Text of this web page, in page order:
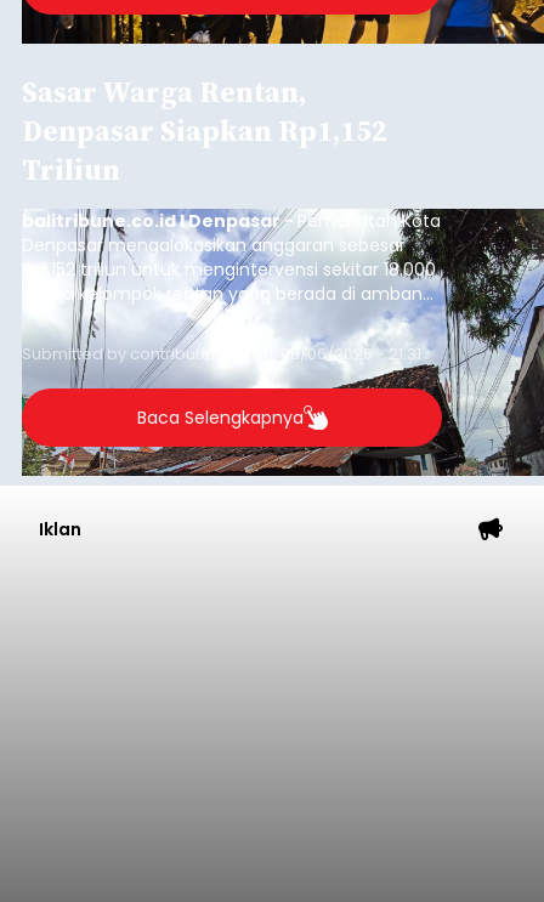
Sasar Warga Rentan,
Denpasar Siapkan Rp1,152
Triliun
balitribune.co.id I Denpasar - Pemerintah Kota
Denpasar mengalokasikan anggaran sebesar
Rp1,152 triliun untuk mengintervensi sekitar 18.000
warga kelompok rentan yang berada di ambang
garis kemiskinan. Langkah strategis ini diambil
guna menjaga masyarakat yang berada pada
kelompok desil 5 dan 6 tersebut agar tidak
merosot ke kategori miskin.
Submitted by contributor Thu, 08/06/2026 - 21:31
Baca Selengkapnya
Iklan